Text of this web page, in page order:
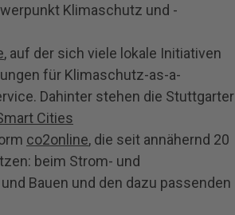
Klimaschutz und -
, auf der sich viele lokale Initiativen
für Klimaschutz-as-a-
Dahinter stehen die Stuttgarter
Cities
co2online, die seit annähernd 20
beim Strom- und
Bauen und den dazu passenden